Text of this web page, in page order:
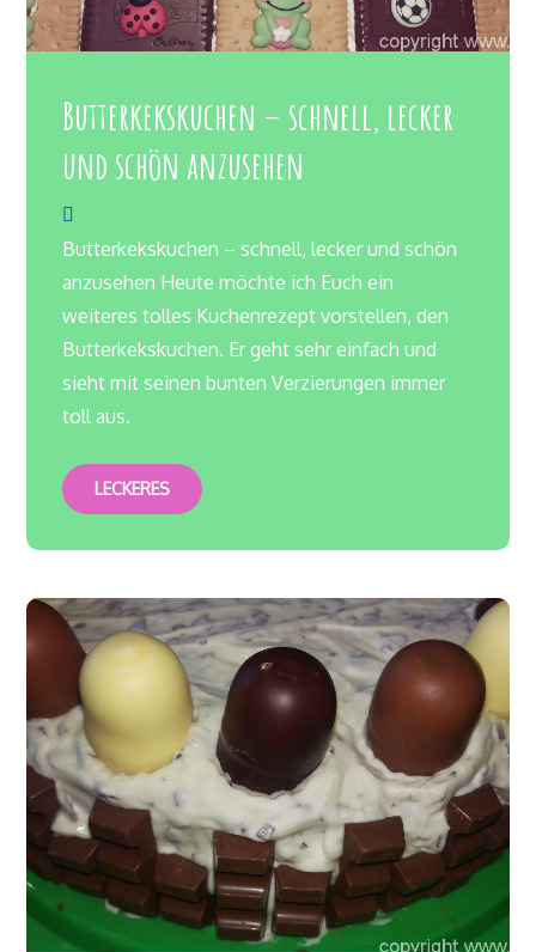
Butterkekskuchen – schnell, lecker
und schön anzusehen
Butterkekskuchen – schnell, lecker und schön
anzusehen Heute möchte ich Euch ein
weiteres tolles Kuchenrezept vorstellen, den
Butterkekskuchen. Er geht sehr einfach und
sieht mit seinen bunten Verzierungen immer
toll aus.
LECKERES